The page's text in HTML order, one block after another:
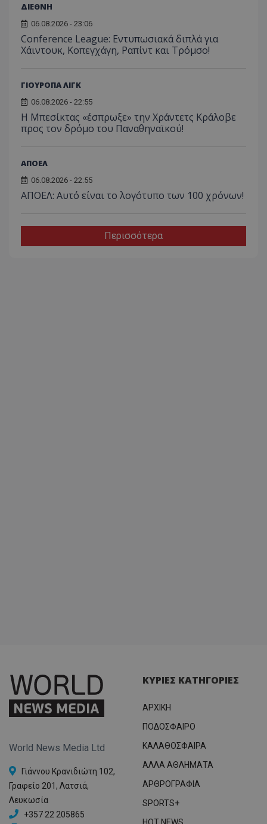
ΔΙΕΘΝΗ
06.08.2026 - 23:06
Conference League: Εντυπωσιακά διπλά για
Χάιντουκ, Κοπεγχάγη, Ραπίντ και Τρόμσο!
ΓΙΟΥΡΟΠΑ ΛΙΓΚ
06.08.2026 - 22:55
Η Μπεσίκτας «έσπρωξε» την Χράντετς Κράλοβε
προς τον δρόμο του Παναθηναϊκού!
ΑΠΟΕΛ
06.08.2026 - 22:55
ΑΠΟΕΛ: Αυτό είναι το λογότυπο των 100 χρόνων!
Περισσότερα
World News Media Ltd
Γιάννου Κρανιδιώτη 102,
Γραφείο 201, Λατσιά,
Λευκωσία
+357 22 205865
ΚΥΡΙΕΣ ΚΑΤΗΓΟΡΙΕΣ
ΑΡΧΙΚΗ
ΠΟΔΟΣΦΑΙΡΟ
ΚΑΛΑΘΟΣΦΑΙΡΑ
ΑΛΛΑ ΑΘΛΗΜΑΤΑ
ΑΡΘΡΟΓΡΑΦΙΑ
SPORTS+